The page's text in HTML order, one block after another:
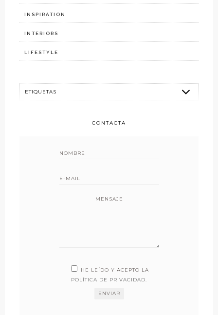
INSPIRATION
INTERIORS
LIFESTYLE
CONTACTA
MENSAJE
HE LEÍDO Y ACEPTO LA
POLÍTICA DE PRIVACIDAD.